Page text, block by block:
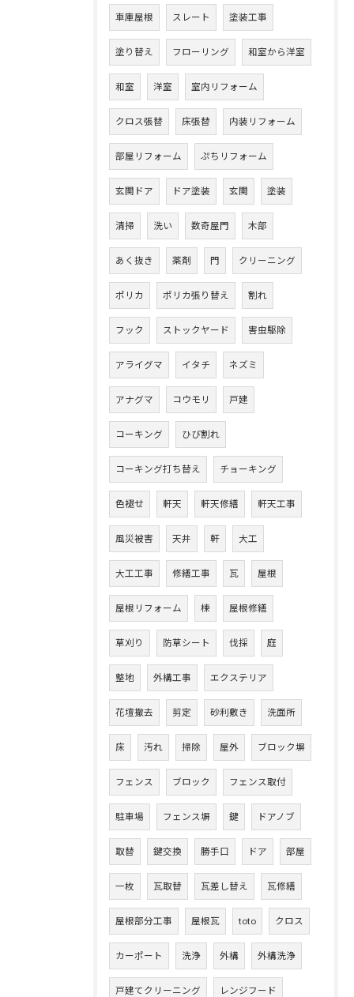
車庫屋根 スレート 塗装工事
塗り替え フローリング 和室から洋室
和室 洋室 室内リフォーム
クロス張替 床張替 内装リフォーム
部屋リフォーム ぷちリフォーム
玄関ドア ドア塗装 玄関 塗装
清掃 洗い 数奇屋門 木部
あく抜き 薬剤 門 クリーニング
ポリカ ポリカ張り替え 割れ
フック ストックヤード 害虫駆除
アライグマ イタチ ネズミ
アナグマ コウモリ 戸建
コーキング ひび割れ
コーキング打ち替え チョーキング
色褪せ 軒天 軒天修繕 軒天工事
風災被害 天井 軒 大工
大工工事 修繕工事 瓦 屋根
屋根リフォーム 棟 屋根修繕
草刈り 防草シート 伐採 庭
整地 外構工事 エクステリア
花壇撤去 剪定 砂利敷き 洗面所
床 汚れ 掃除 屋外 ブロック塀
フェンス ブロック フェンス取付
駐車場 フェンス塀 鍵 ドアノブ
取替 鍵交換 勝手口 ドア 部屋
一枚 瓦取替 瓦差し替え 瓦修繕
屋根部分工事 屋根瓦 toto クロス
カーポート 洗浄 外構 外構洗浄
戸建てクリーニング レンジフード